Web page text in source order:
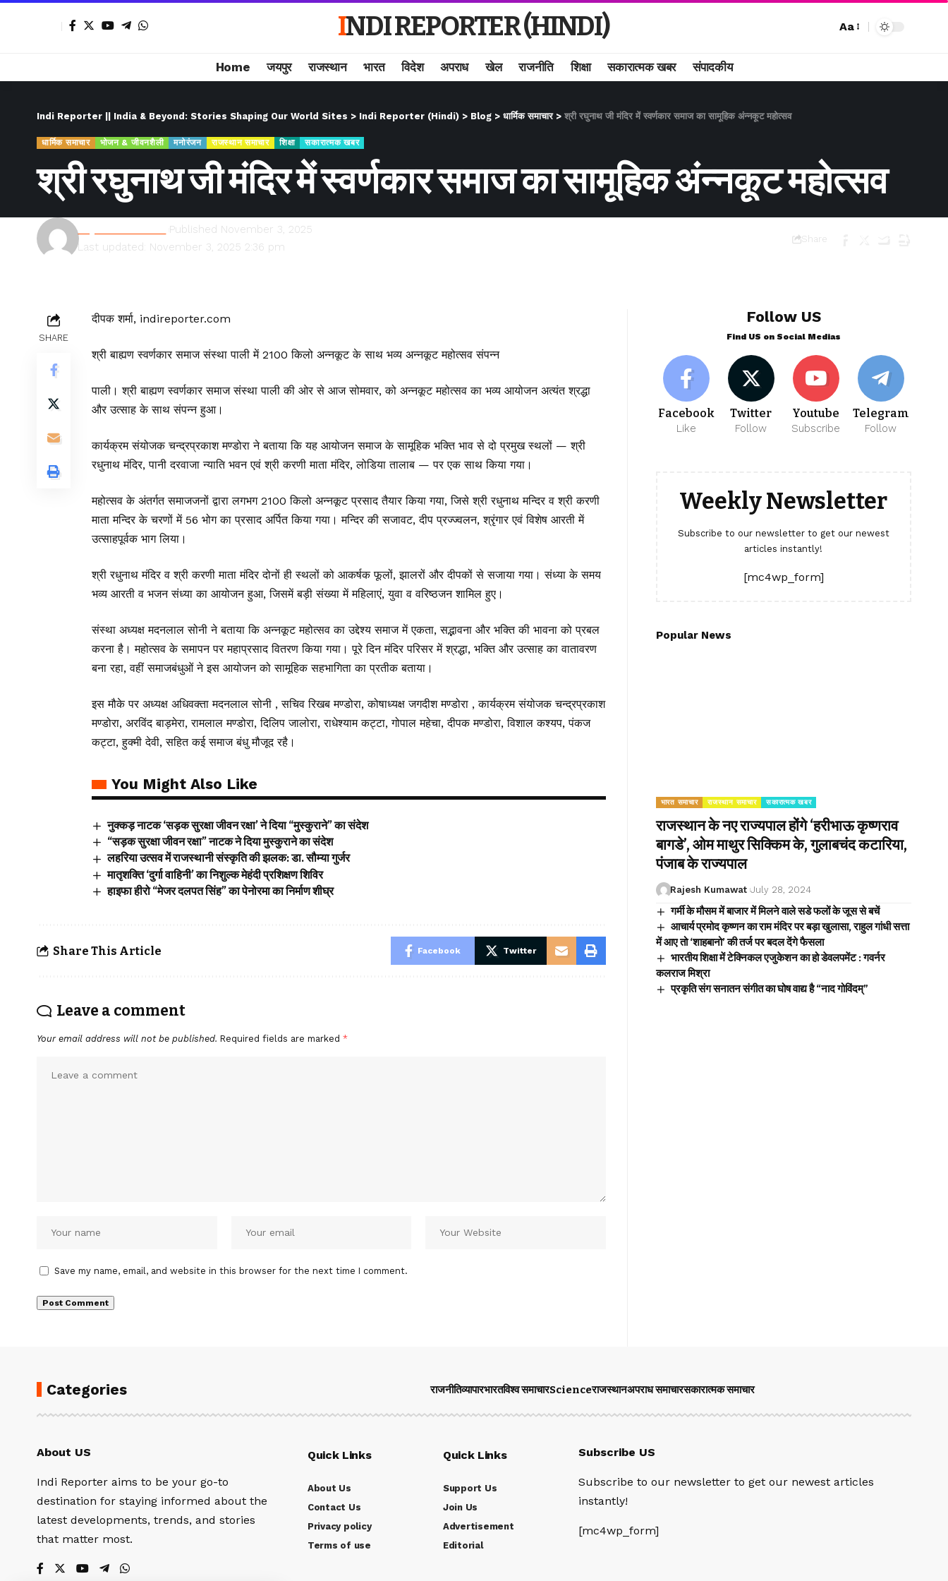
INDI REPORTER (HINDI) Aa
Home जयपुर राजस्थान भारत विदेश अपराध खेल राजनीति शिक्षा सकारात्मक खबर संपादकीय
Indi Reporter || India & Beyond: Stories Shaping Our World Sites > Indi Reporter (Hindi) > Blog > धार्मिक समाचार> श्री रघुनाथ जी मंदिर में स्वर्णकार समाज का सामूहिक अंन्नकूट महोत्सव
धार्मिक समाचार भोजन & जीवनशैली मनोरंजन राजस्थान समाचार शिक्षा सकारात्मक खबर
श्री रघुनाथ जी मंदिर में स्वर्णकार समाज का सामूहिक अंन्नकूट महोत्सव
Last updated: November 3, 2025 2:36 pm
Rajesh Kumawat Published November 3, 2025
Share
SHARE
दीपक शर्मा, indireporter.com
श्री बाह्यण स्वर्णकार समाज संस्था पाली में 2100 किलो अन्नकूट के साथ भव्य अन्नकूट महोत्सव संपन्न
पाली। श्री बाह्यण स्वर्णकार समाज संस्था पाली की ओर से आज सोमवार, को अन्नकूट महोत्सव का भव्य आयोजन अत्यंत श्रद्धा
और उत्साह के साथ संपन्न हुआ।
कार्यक्रम संयोजक चन्द्रप्रकाश मण्डोरा ने बताया कि यह आयोजन समाज के सामूहिक भक्ति भाव से दो प्रमुख स्थलों — श्री
रधुनाथ मंदिर, पानी दरवाजा न्याति भवन एवं श्री करणी माता मंदिर, लोडिया तालाब — पर एक साथ किया गया।
महोत्सव के अंतर्गत समाजजनों द्वारा लगभग 2100 किलो अन्नकूट प्रसाद तैयार किया गया, जिसे श्री रधुनाथ मन्दिर व श्री करणी
माता मन्दिर के चरणों में 56 भोग का प्रसाद अर्पित किया गया। मन्दिर की सजावट, दीप प्रज्ज्वलन, श्रृंगार एवं विशेष आरती में
उत्साहपूर्वक भाग लिया।
श्री रधुनाथ मंदिर व श्री करणी माता मंदिर दोनों ही स्थलों को आकर्षक फूलों, झालरों और दीपकों से सजाया गया। संध्या के समय
भव्य आरती व भजन संध्या का आयोजन हुआ, जिसमें बड़ी संख्या में महिलाएं, युवा व वरिष्ठजन शामिल हुए।
संस्था अध्यक्ष मदनलाल सोनी ने बताया कि अन्नकूट महोत्सव का उद्देश्य समाज में एकता, सद्भावना और भक्ति की भावना को प्रबल
करना है। महोत्सव के समापन पर महाप्रसाद वितरण किया गया। पूरे दिन मंदिर परिसर में श्रद्धा, भक्ति और उत्साह का वातावरण
बना रहा, वहीं समाजबंधुओं ने इस आयोजन को सामूहिक सहभागिता का प्रतीक बताया।
इस मौके पर अध्यक्ष अधिवक्ता मदनलाल सोनी , सचिव रिखब मण्डोरा, कोषाध्यक्ष जगदीश मण्डोरा , कार्यक्रम संयोजक चन्द्रप्रकाश
मण्डोरा, अरविंद बाड़मेरा, रामलाल मण्डोरा, दिलिप जालोरा, राधेश्याम कट्टा, गोपाल महेचा, दीपक मण्डोरा, विशाल कश्यप, पंकज
कट्टा, हुक्मी देवी, सहित कई समाज बंधु मौजूद रहै।
You Might Also Like
नुक्कड़ नाटक ‘सड़क सुरक्षा जीवन रक्षा’ ने दिया “मुस्कुराने” का संदेश
“सड़क सुरक्षा जीवन रक्षा” नाटक ने दिया मुस्कुराने का संदेश
लहरिया उत्सव में राजस्थानी संस्कृति की झलक: डा. सौम्या गुर्जर
मातृशक्ति ‘दुर्गा वाहिनी’ का निशुल्क मेहंदी प्रशिक्षण शिविर
हाइफा हीरो “मेजर दलपत सिंह” का पेनोरमा का निर्माण शीघ्र
Share This Article Facebook Twitter
Leave a comment
Your email address will not be published. Required fields are marked *
Save my name, email, and website in this browser for the next time I comment.
Follow US
Find US on Social Medias
Facebook
Like
Twitter
Follow
Youtube
Subscribe
Telegram
Follow
Weekly Newsletter
Subscribe to our newsletter to get our newest
articles instantly!
[mc4wp_form]
Popular News
भारत समाचार राजस्थान समाचार सकारात्मक खबर
राजस्थान के नए राज्यपाल होंगे ‘हरीभाऊ कृष्णराव
बागडे’, ओम माथुर सिक्किम के, गुलाबचंद कटारिया,
पंजाब के राज्यपाल
Rajesh Kumawat July 28, 2024
गर्मी के मौसम में बाजार में मिलने वाले सडे फलों के जूस से बचें
आचार्य प्रमोद कृष्णन का राम मंदिर पर बड़ा खुलासा, राहुल गांधी सत्ता
में आए तो ‘शाहबानो’ की तर्ज पर बदल देंगे फैसला
भारतीय शिक्षा में टेक्निकल एजुकेशन का हो डेवलपमेंट : गवर्नर
कलराज मिश्रा
प्रकृति संग सनातन संगीत का घोष वाद्य है “नाद गोविंदम्”
Categories राजनीतिव्यापारभारतविश्व समाचारScienceराजस्थानअपराध समाचारसकारात्मक समाचार
About US
Indi Reporter aims to be your go-to
destination for staying informed about the
latest developments, trends, and stories
that matter most.
Quick Links
About Us
Contact Us
Privacy policy
Terms of use
Quick Links
Support Us
Join Us
Advertisement
Editorial
Subscribe US
Subscribe to our newsletter to get our newest articles
instantly!
[mc4wp_form]